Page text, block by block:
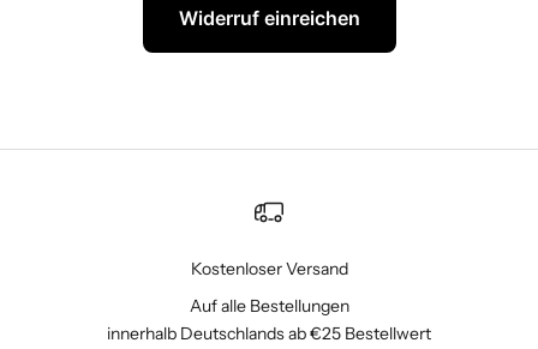
Widerruf einreichen
Kostenloser Versand
Auf alle Bestellungen
innerhalb Deutschlands ab €25 Bestellwert